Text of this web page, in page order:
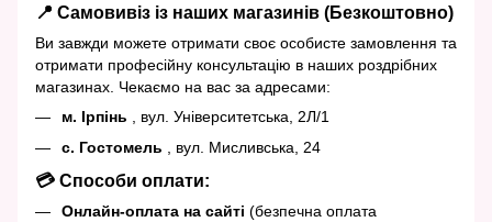
📍 Самовивіз із наших магазинів (Безкоштовно)
Ви завжди можете отримати своє особисте замовлення та
отримати професійну консультацію в наших роздрібних
магазинах. Чекаємо на вас за адресами:
м. Ірпінь , вул. Університетська, 2Л/1
с. Гостомель , вул. Мисливська, 24
💳 Способи оплати:
Онлайн-оплата на сайті (безпечна оплата